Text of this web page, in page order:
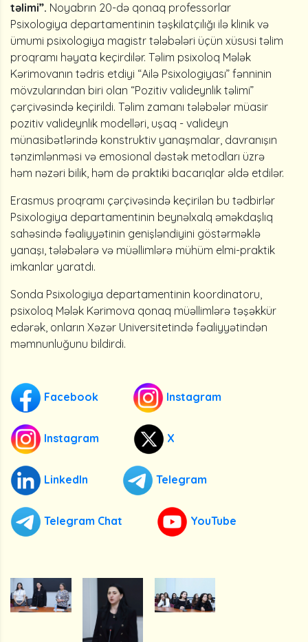
təlimi”. Noyabrın 20-də qonaq professorlar
Psixologiya departamentinin təşkilatçılığı ilə klinik və
ümumi psixologiya magistr tələbələri üçün xüsusi təlim
proqramı həyata keçirdilər. Təlim psixoloq Mələk
Kərimovanın tədris etdiyi “Ailə Psixologiyası” fənninin
mövzularından biri olan “Pozitiv valideynlik təlimi”
çərçivəsində keçirildi. Təlim zamanı tələbələr müasir
pozitiv valideynlik modelləri, uşaq - valideyn
münasibətlərində konstruktiv yanaşmalar, davranışın
tənzimlənməsi və emosional dəstək metodları üzrə
həm nəzəri bilik, həm də praktiki bacarıqlar əldə etdilər.
Erasmus proqramı çərçivəsində keçirilən bu tədbirlər
Psixologiya departamentinin beynəlxalq əməkdaşlıq
sahəsində fəaliyyətinin genişləndiyini göstərməklə
yanaşı, tələbələrə və müəllimlərə mühüm elmi-praktik
imkanlar yaratdı.
Sonda Psixologiya departamentinin koordinatoru,
psixoloq Mələk Kərimova qonaq müəllimlərə təşəkkür
edərək, onların Xəzər Universitetində fəaliyyətindən
məmnunluğunu bildirdi.
Facebook Instagram
Instagram X
LinkedIn Telegram
Telegram Chat YouTube